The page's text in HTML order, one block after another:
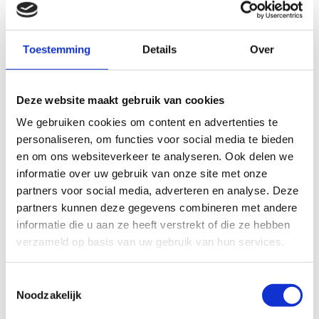
Toestemming Details Over
Deze website maakt gebruik van cookies
We gebruiken cookies om content en advertenties te
personaliseren, om functies voor social media te bieden
en om ons websiteverkeer te analyseren. Ook delen we
informatie over uw gebruik van onze site met onze
partners voor social media, adverteren en analyse. Deze
partners kunnen deze gegevens combineren met andere
informatie die u aan ze heeft verstrekt of die ze hebben
verzameld op basis van uw gebruik van hun services.
Noodzakelijk
Bekijk ons volledig
assortiment
Naast de massage lotion en olie van
mogelijkheden in professionele massageolieen relevante
benodigdheden. Meer weten of advies nodig? Stel je vraag hieronder
of neem contactmet ons op.
Specificaties
Artikelnummer
161-NA-U-500
EAN
5425029890046
Categorie